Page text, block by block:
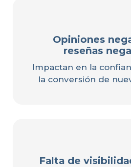
Opiniones
reseñas
Impactan en la
la conversión de
Falta de